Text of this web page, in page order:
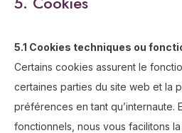
5.1 Cookies techniques ou
Certains cookies assurent le
certaines parties du site web et la
préférences en tant qu’internaute.
fonctionnels, nous vous facilitons